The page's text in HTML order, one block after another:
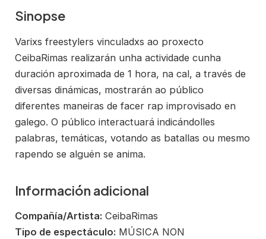
Sinopse
Varixs freestylers vinculadxs ao proxecto
CeibaRimas realizarán unha actividade cunha
duración aproximada de 1 hora, na cal, a través de
diversas dinámicas, mostrarán ao público
diferentes maneiras de facer rap improvisado en
galego. O público interactuará indicándolles
palabras, temáticas, votando as batallas ou mesmo
rapendo se alguén se anima.
Información adicional
Compañía/Artista: CeibaRimas
Tipo de espectáculo: MÚSICA NON